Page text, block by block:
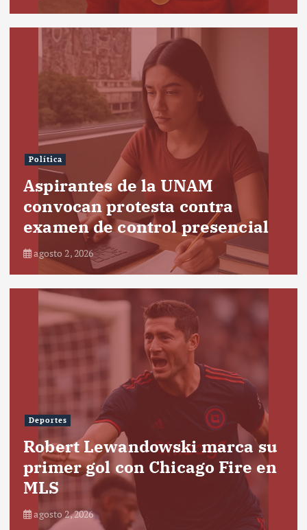
Política
Aspirantes de la UNAM
convocan protesta contra
examen de control presencial
agosto 2, 2026
Deportes
Robert Lewandowski marca su
primer gol con Chicago Fire en
MLS
agosto 2, 2026